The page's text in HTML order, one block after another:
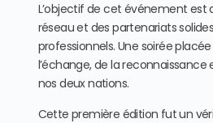
L’objectif de cet événement est
réseau et des partenariats
professionnels. Une soirée
l’échange, de la reconnaissance
nos deux nations.
Cette première édition fut un